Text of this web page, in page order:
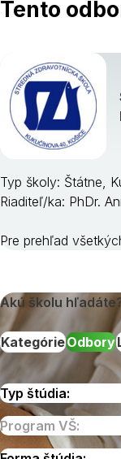
Tento
Typ školy: Štátne,
Riaditeľ/ka: PhDr.
Pre prehľad
Akú školu
KategórieOdbory